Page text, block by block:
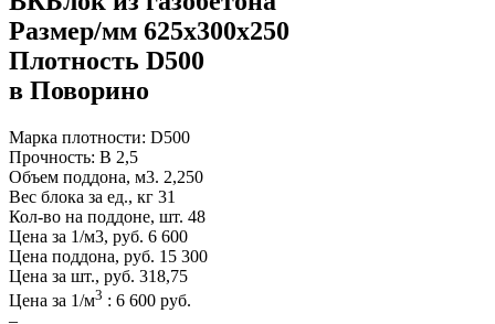
Размер/мм 625x300x250
Плотность D500
в Поворино
Марка плотности: D500
Прочность: B 2,5
Объем поддона, м3. 2,250
Вес блока за ед., кг 31
Кол-во на поддоне, шт. 48
Цена за 1/м3, руб. 6 600
Цена поддона, руб. 15 300
Цена за шт., руб. 318,75
Цена за 1/м3 : 6 600 руб.